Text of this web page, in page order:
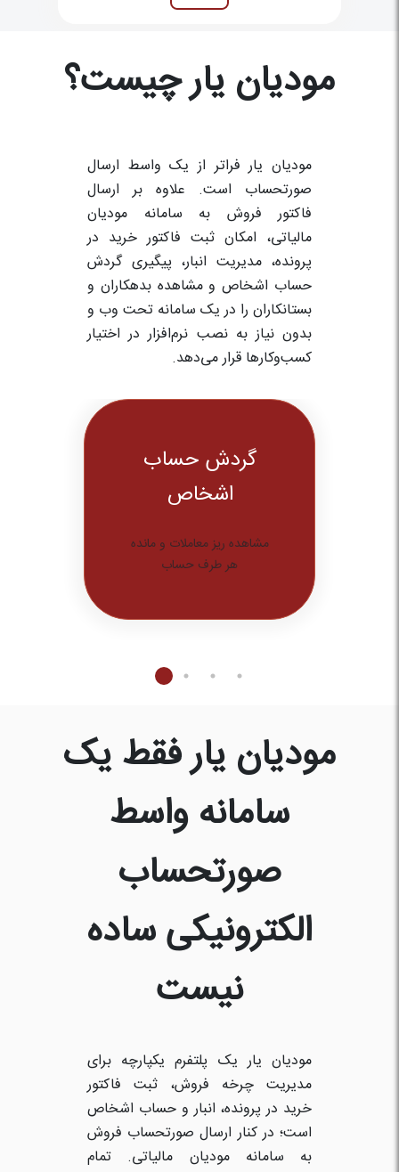
مودیان یار چیست؟
مودیان یار فراتر از یک واسط ارسال
صورتحساب است. علاوه بر ارسال
فاکتور فروش به سامانه مودیان
مالیاتی، امکان ثبت فاکتور خرید در
پرونده، مدیریت انبار، پیگیری گردش
حساب اشخاص و مشاهده بدهکاران و
بستانکاران را در یک سامانه تحت وب و
بدون نیاز به نصب نرم‌افزار در اختیار
کسب‌وکارها قرار می‌دهد.
گردش حساب
اشخاص
مشاهده ریز معاملات و مانده
هر طرف حساب
مودیان یار فقط یک
سامانه واسط
صورتحساب
الکترونیکی ساده
نیست
مودیان یار یک پلتفرم یکپارچه برای
مدیریت چرخه فروش، ثبت فاکتور
خرید در پرونده، انبار و حساب اشخاص
است؛ در کنار ارسال صورتحساب فروش
به سامانه مودیان مالیاتی. تمام